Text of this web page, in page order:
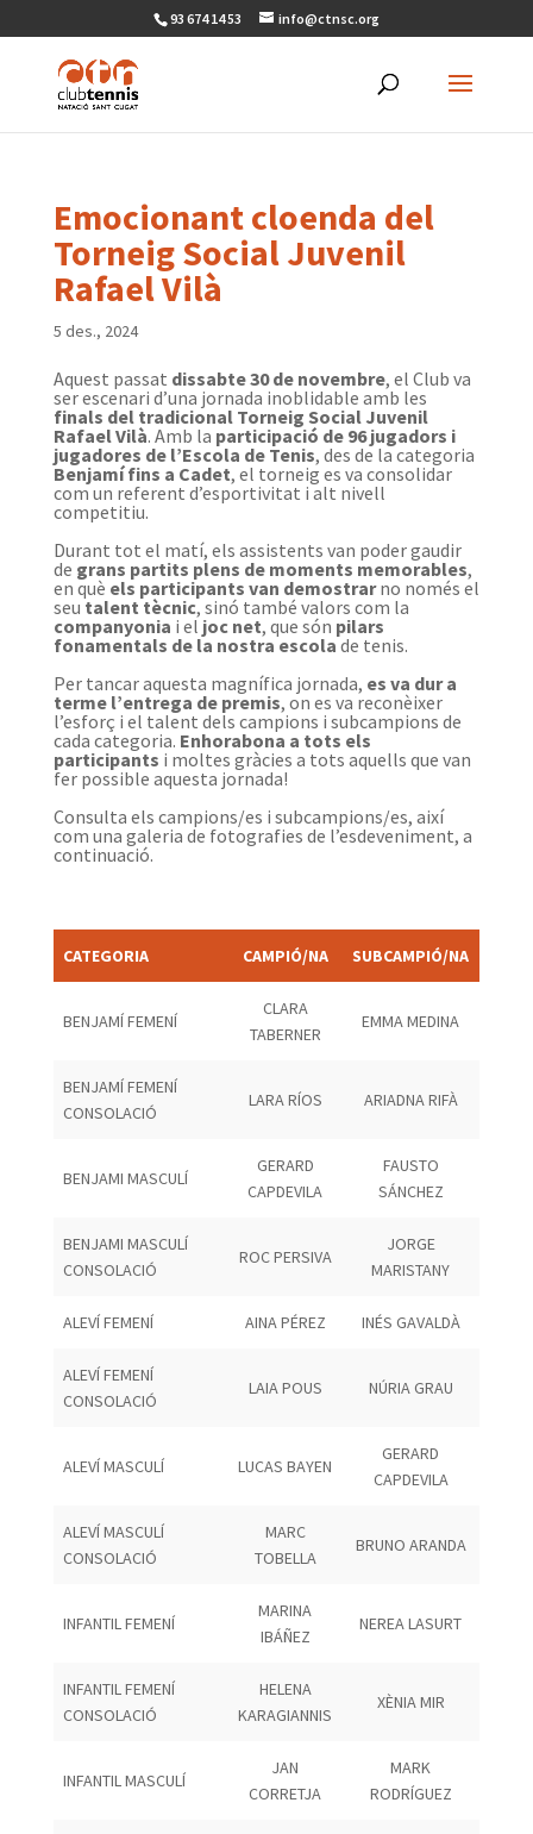
93 674 14 53 info@ctnsc.org
Emocionant cloenda del
Torneig Social Juvenil
Rafael Vilà
5 des., 2024
Aquest passat dissabte 30 de novembre, el Club va
ser escenari d’una jornada inoblidable amb les
finals del tradicional Torneig Social Juvenil
Rafael Vilà. Amb la participació de 96 jugadors i
jugadores de l’Escola de Tenis, des de la categoria
Benjamí fins a Cadet, el torneig es va consolidar
com un referent d’esportivitat i alt nivell
competitiu.
Durant tot el matí, els assistents van poder gaudir
de grans partits plens de moments memorables,
en què els participants van demostrarno només el
seu talent tècnic, sinó també valors com la
companyonia i el joc net, que són pilars
fonamentals de la nostra escola de tenis.
Per tancar aquesta magnífica jornada, es va dur a
terme l’entrega de premis, on es va reconèixer
l’esforç i el talent dels campions i subcampions de
cada categoria. Enhorabona a tots els
participants i moltes gràcies a tots aquells que van
fer possible aquesta jornada!
Consulta els campions/es i subcampions/es, així
com una galeria de fotografies de l’esdeveniment, a
continuació.
CATEGORIA CAMPIÓ/NA SUBCAMPIÓ/NA
BENJAMÍ FEMENÍ
CLARA
TABERNER
EMMA MEDINA
BENJAMÍ FEMENÍ
CONSOLACIÓ
LARA RÍOS ARIADNA RIFÀ
BENJAMI MASCULÍ
GERARD
CAPDEVILA
FAUSTO
SÁNCHEZ
BENJAMI MASCULÍ
CONSOLACIÓ
ROC PERSIVA
JORGE
MARISTANY
ALEVÍ FEMENÍ AINA PÉREZ INÉS GAVALDÀ
ALEVÍ FEMENÍ
CONSOLACIÓ
LAIA POUS NÚRIA GRAU
ALEVÍ MASCULÍ LUCAS BAYEN
GERARD
CAPDEVILA
ALEVÍ MASCULÍ
CONSOLACIÓ
MARC
TOBELLA
BRUNO ARANDA
INFANTIL FEMENÍ
MARINA
IBÁÑEZ
NEREA LASURT
INFANTIL FEMENÍ
CONSOLACIÓ
HELENA
KARAGIANNIS
XÈNIA MIR
INFANTIL MASCULÍ
JAN
CORRETJA
MARK
RODRÍGUEZ